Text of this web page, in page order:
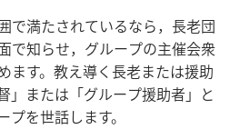
で満たされているなら，長老団
で知らせ，グループの主催会衆
ます。教え導く長老または援助
」または「グループ援助者」と
を世話します。